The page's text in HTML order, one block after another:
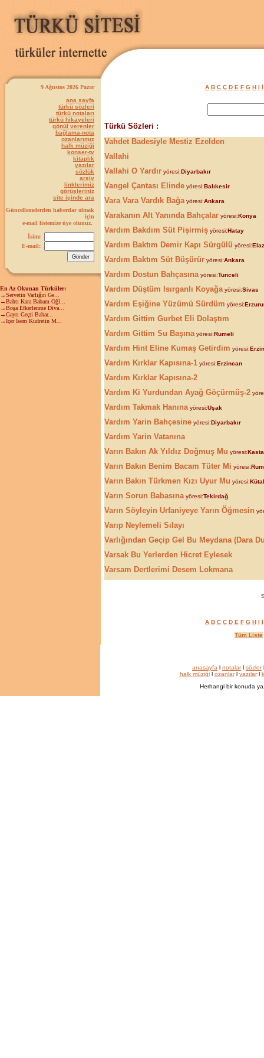
9 Ağustos 2026 Pazar
ana sayfa
türkü sözleri
türkü notaları
türkü hikayeleri
gönül verenler
bağlama-nota
ozanlarımız
halk müziği
konser-tv
kitaplık
yazılar
sözlük
arşiv
linklerimiz
görüşleriniz
site içinde ara
Güncellemelerden haberdar olmak
için
e-mail listemize üye olunuz.
İsim:
E-mail:
En Az Okunan Türküler:
→Servetin Varlığın Ge...
→Bahtı Kara Babam Oğl...
→Boşa Efkerlenme Diva...
→Gayrı Geçti Bahar...
→İçer İsem Kudretin M...
A B C Ç D E F G H I İ
Türkü Sözleri :
Vahdet Badesiyle Mestiz Ezelden
Vallahi
Vallahi O Yardır yöresi:Diyarbakır
Vangel Çantası Elinde yöresi:Balıkesir
Vara Vara Vardık Bağa yöresi:Ankara
Varakanın Alt Yanında Bahçalar yöresi:Konya
Vardım Bakdım Süt Pişirmiş yöresi:Hatay
Vardım Baktım Demir Kapı Sürgülü yöresi:
Vardım Baktım Süt Büşürür yöresi:Ankara
Vardım Dostun Bahçasına yöresi:Tunceli
Vardım Düştüm Isırganlı Koyağa yöresi:Sivas
Vardım Eşiğine Yüzümü Sürdüm yöresi:
Vardım Gittim Gurbet Eli Dolaştım
Vardım Gittim Su Başına yöresi:Rumeli
Vardım Hint Eline Kumaş Getirdim yöresi:
Vardım Kırklar Kapısına-1 yöresi:Erzincan
Vardım Kırklar Kapısına-2
Vardım Ki Yurdundan Ayağ Göçürmüş-2
Vardım Takmak Hanına yöresi:Uşak
Vardım Yarin Bahçesine yöresi:Diyarbakır
Vardım Yarin Vatanına
Varın Bakın Ak Yıldız Doğmuş Mu yöresi:
Varın Bakın Benim Bacam Tüter Mi yöresi:
Varın Bakın Türkmen Kızı Uyur Mu yöresi:
Varın Sorun Babasına yöresi:Tekirdağ
Varın Söyleyin Urfaniyeye Yarın Öğmesin
Varıp Neylemeli Sılayı
Varlığından Geçip Gel Bu Meydana (Dara
Varsak Bu Yerlerden Hicret Eylesek
Varsam Dertlerimi Desem Lokmana
A B C Ç D E F G H I İ
Tüm Liste
anasayfa l notalarl sözler
halk müziğil ozanlarl yazılarl
Herhangi bir konuda